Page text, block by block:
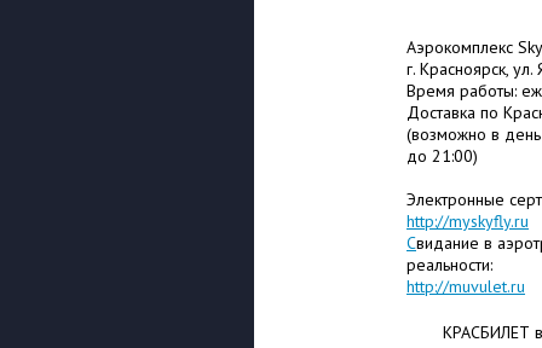
Аэрокомплекс
г. Красноярск, ул.
Время работы:
Доставка по
(возможно в
до 21:00)
Электронные
http://myskyfly.ru
Свидание в
реальности:
http://muvulet.ru
КРАСБИЛЕТ